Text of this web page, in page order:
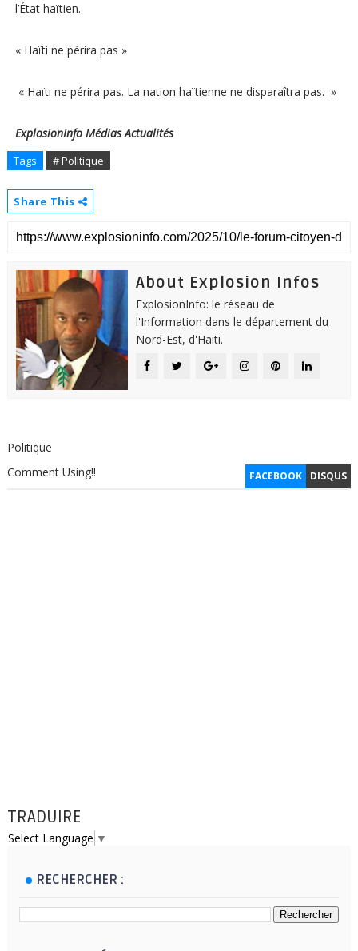
l’État haïtien.
« Haïti ne périra pas »
« Haïti ne périra pas. La nation haïtienne ne disparaîtra pas. »
ExplosionInfo Médias Actualités
Tags # Politique
Share This
About Explosion Infos
ExplosionInfo: le réseau de
l'Information dans le département du
Nord-Est, d'Haiti.
Politique
FACEBOOK DISQUS
Comment Using!!
TRADUIRE
Select Language ▼
RECHERCHER :